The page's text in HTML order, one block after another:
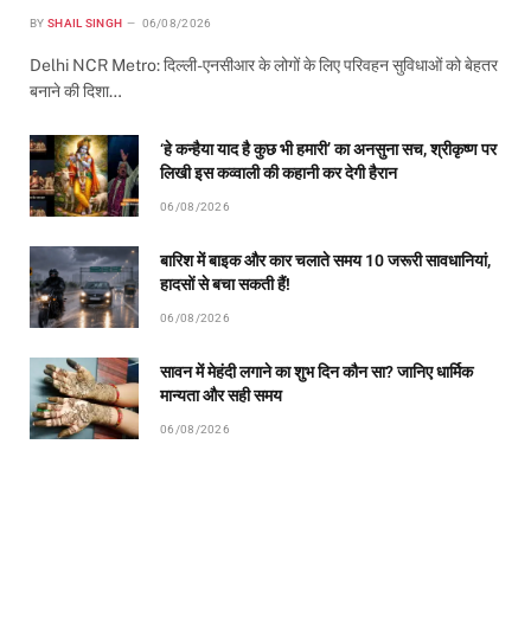
BY SHAIL SINGH 06/08/2026
Delhi NCR Metro: दिल्ली-एनसीआर के लोगों के लिए परिवहन सुविधाओं को बेहतर
बनाने की दिशा…
‘हे कन्हैया याद है कुछ भी हमारी’ का अनसुना सच, श्रीकृष्ण पर
लिखी इस कव्वाली की कहानी कर देगी हैरान
06/08/2026
बारिश में बाइक और कार चलाते समय 10 जरूरी सावधानियां,
हादसों से बचा सकती हैं!
06/08/2026
सावन में मेहंदी लगाने का शुभ दिन कौन सा? जानिए धार्मिक
मान्यता और सही समय
06/08/2026